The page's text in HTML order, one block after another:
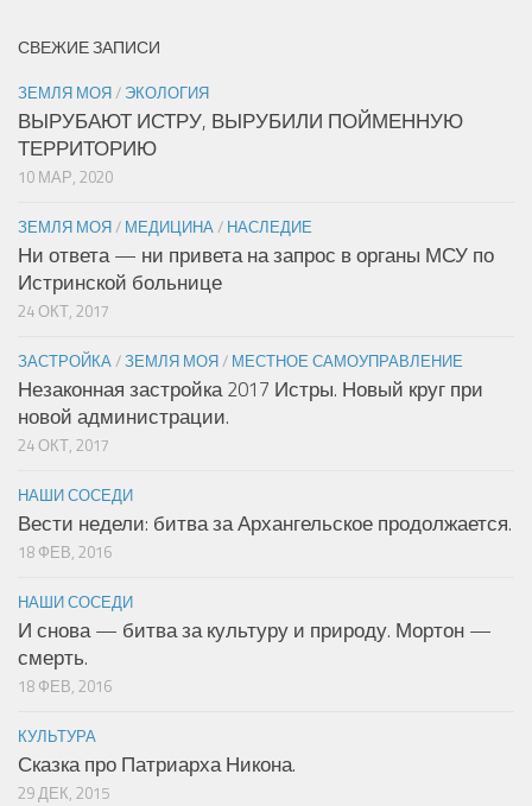
СВЕЖИЕ ЗАПИСИ
ЗЕМЛЯ МОЯ/ ЭКОЛОГИЯ
ВЫРУБАЮТ ИСТРУ, ВЫРУБИЛИ ПОЙМЕННУЮ
ТЕРРИТОРИЮ
10 МАР, 2020
ЗЕМЛЯ МОЯ/ МЕДИЦИНА/ НАСЛЕДИЕ
Ни ответа — ни привета на запрос в органы МСУ по
Истринской больнице
24 ОКТ, 2017
ЗАСТРОЙКА/ЗЕМЛЯ МОЯ/ МЕСТНОЕ САМОУПРАВЛЕНИЕ
Незаконная застройка 2017 Истры. Новый круг при
новой администрации.
24 ОКТ, 2017
НАШИ СОСЕДИ
Вести недели: битва за Архангельское продолжается.
18 ФЕВ, 2016
НАШИ СОСЕДИ
И снова — битва за культуру и природу. Мортон —
смерть.
18 ФЕВ, 2016
КУЛЬТУРА
Сказка про Патриарха Никона.
29 ДЕК, 2015